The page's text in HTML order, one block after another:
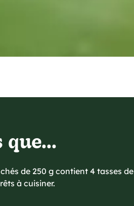
de 250 g contient 4 tasses de
à cuisiner.